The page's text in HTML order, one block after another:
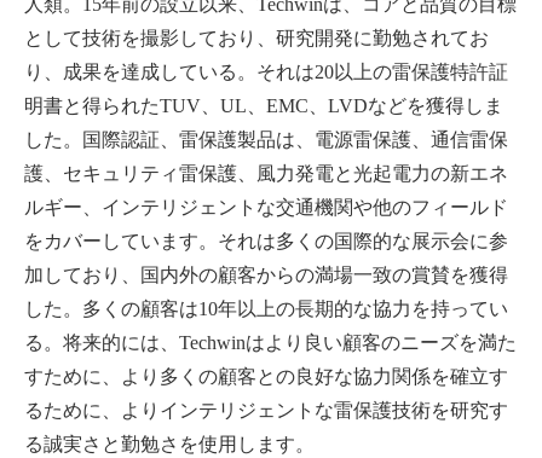
人類。15年前の設立以来、Techwinは、コアと品質の目標
として技術を撮影しており、研究開発に勤勉されてお
り、成果を達成している。それは20以上の雷保護特許証
明書と得られたTUV、UL、EMC、LVDなどを獲得しま
した。国際認証、雷保護製品は、電源雷保護、通信雷保
護、セキュリティ雷保護、風力発電と光起電力の新エネ
ルギー、インテリジェントな交通機関や他のフィールド
をカバーしています。それは多くの国際的な展示会に参
加しており、国内外の顧客からの満場一致の賞賛を獲得
した。多くの顧客は10年以上の長期的な協力を持ってい
る。将来的には、Techwinはより良い顧客のニーズを満た
すために、より多くの顧客との良好な協力関係を確立す
るために、よりインテリジェントな雷保護技術を研究す
る誠実さと勤勉さを使用します。